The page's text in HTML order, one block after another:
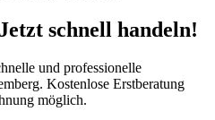
schnell handeln!
und professionelle
Kostenlose Erstberatung
möglich.